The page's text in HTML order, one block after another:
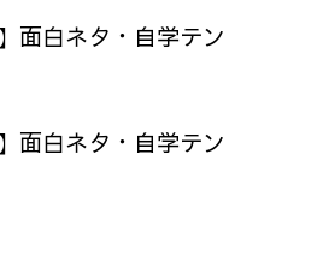
面白ネタ・自学テン
面白ネタ・自学テン